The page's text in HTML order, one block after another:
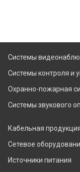
Системы
Системы контроля и
Охранно-пожарная
Системы звукового
Кабельная
Сетевое
Источники питания